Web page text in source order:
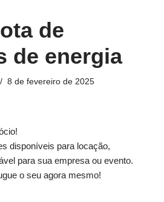
de
de energia
8 de fevereiro de 2025
disponíveis para locação,
para sua empresa ou evento.
o seu agora mesmo!